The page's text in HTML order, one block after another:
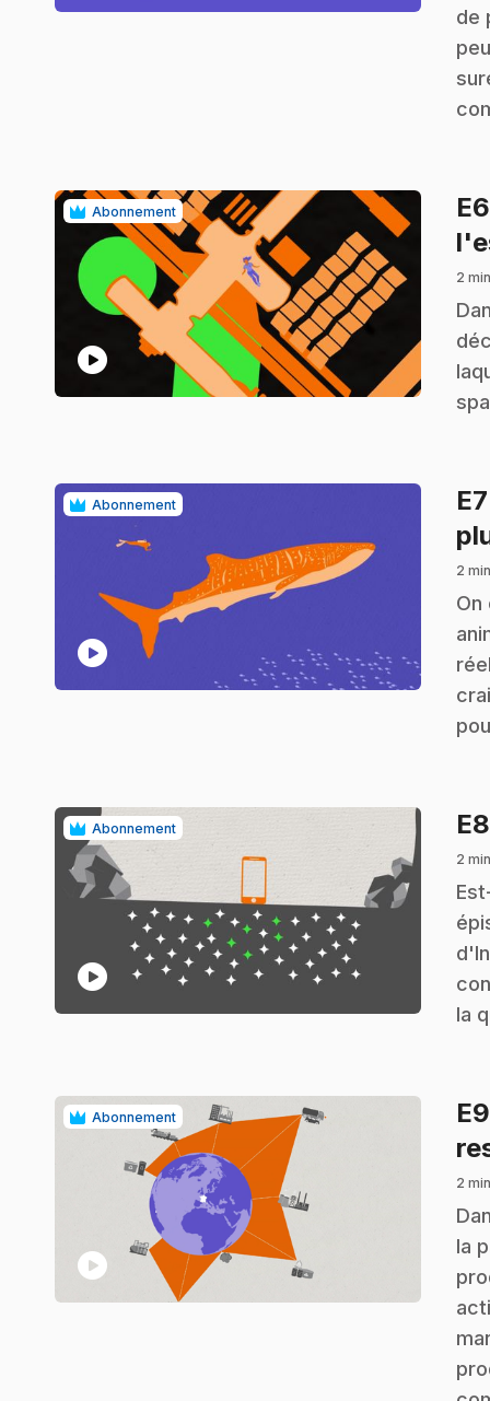
de
Abonnement
play_circle
E6
2
.
Abonnement
play_circle
E7
2
.On
Abonnement
play_circle
E8
2
.
la
Abonnement
play_circle
E9
2
.
la